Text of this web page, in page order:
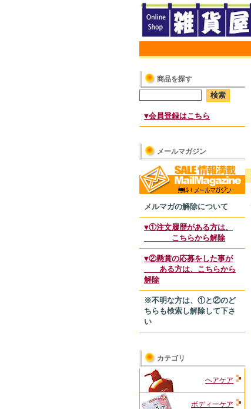
商品を探す
▼会員登録はこちら
メールマガジン
メルマガの解除について
▼①注文履歴がある方は、
こちらから解除
▼②懸賞の応募をした事が
ある方は、こちらから
解除
※不明な方は、①と②のど
ちらも検索し解除して下さ
い
カテゴリ
ヘアケア
ボディーケア